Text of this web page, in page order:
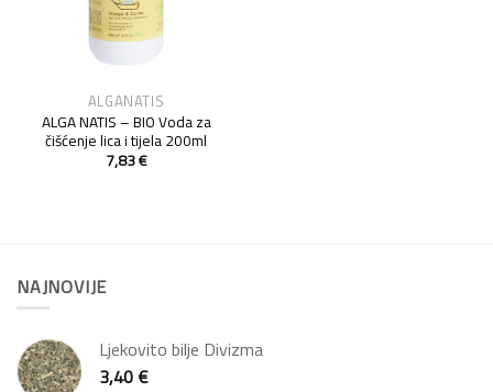
ALGANATIS
ALGA NATIS – BIO Voda za
čišćenje lica i tijela 200ml
7,83€
NAJNOVIJE
Ljekovito bilje Divizma
3,40€